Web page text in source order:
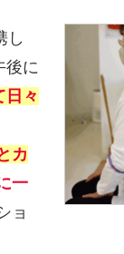
し
後に
日々
カ
一
ョ